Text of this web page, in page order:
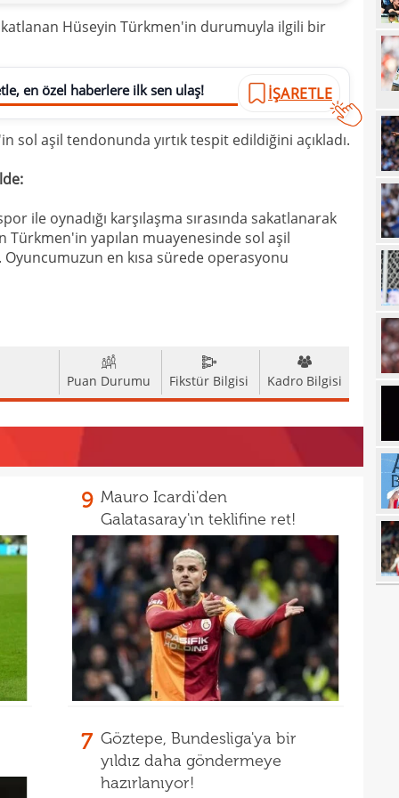
Hüseyin Türkmen'in durumuyla ilgili bir
en özel haberlere ilk sen ulaş! İŞARETLE
sol aşil tendonunda yırtık tespit edildiğini açıkladı.
ile oynadığı karşılaşma sırasında sakatlanarak
Türkmen'in yapılan muayenesinde sol aşil
en kısa sürede operasyonu
Puan Durumu Fikstür Bilgisi Kadro Bilgisi
9 Mauro Icardi'den
Galatasaray'ın teklifine ret!
7 Göztepe, Bundesliga'ya bir
yıldız daha göndermeye
hazırlanıyor!
İki
etti